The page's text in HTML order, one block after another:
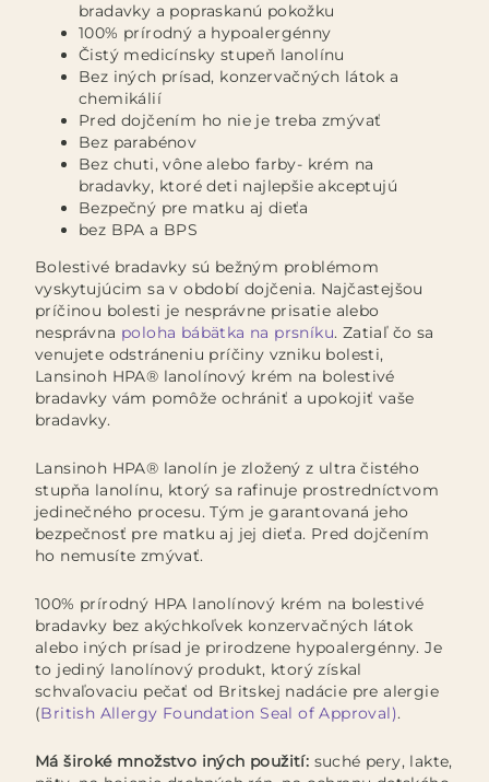
bradavky a popraskanú pokožku
100% prírodný a hypoalergénny
Čistý medicínsky stupeň lanolínu
Bez iných prísad, konzervačných látok a
chemikálií
Pred dojčením ho nie je treba zmývať
Bez parabénov
Bez chuti, vône alebo farby- krém na
bradavky, ktoré deti najlepšie akceptujú
Bezpečný pre matku aj dieťa
bez BPA a BPS
Bolestivé bradavky sú bežným problémom
vyskytujúcim sa v období dojčenia. Najčastejšou
príčinou bolesti je nesprávne prisatie alebo
nesprávna poloha bábätka na prsníku. Zatiaľ čo sa
venujete odstráneniu príčiny vzniku bolesti,
Lansinoh HPA® lanolínový krém na bolestivé
bradavky vám pomôže ochrániť a upokojiť vaše
bradavky.
Lansinoh HPA® lanolín je zložený z ultra čistého
stupňa lanolínu, ktorý sa rafinuje prostredníctvom
jedinečného procesu. Tým je garantovaná jeho
bezpečnosť pre matku aj jej dieťa. Pred dojčením
ho nemusíte zmývať.
100% prírodný HPA lanolínový krém na bolestivé
bradavky bez akýchkoľvek konzervačných látok
alebo iných prísad je prirodzene hypoalergénny. Je
to jediný lanolínový produkt, ktorý získal
schvaľovaciu pečať od Britskej nadácie pre alergie
(British Allergy Foundation Seal of Approval).
Má široké množstvo iných použití: suché pery, lakte,